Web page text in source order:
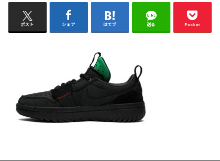
ポスト シェア はてブ 送る Pocket